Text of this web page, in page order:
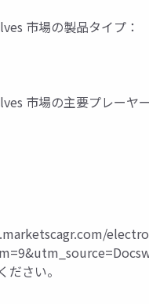
市場の製品タイプ：
市場の主要プレーヤー
ださい。